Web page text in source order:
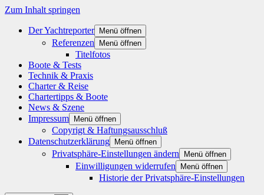
Zum Inhalt springen
Der Yachtreporter Menü öffnen
Referenzen Menü öffnen
Titelfotos
Boote & Tests
Technik & Praxis
Charter & Reise
Chartertipps & Boote
News & Szene
Impressum
Menü öffnen
Copyrigt & Haftungsausschluß
Datenschutzerklärung
Menü öffnen
Privatsphäre-Einstellungen ändern Menü öffnen
Einwilligungen widerrufen Menü öffnen
Historie der Privatsphäre-Einstellungen